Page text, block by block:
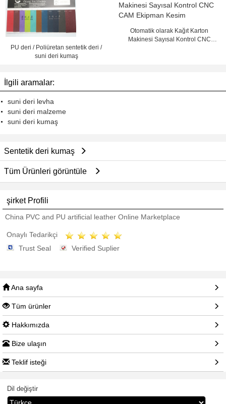
PU deri / Poliüretan sentetik deri /
suni deri kumaş
Otomatik olarak Kağıt Karton
Makinesi Sayısal Kontrol CNC
İlgili aramalar:
suni deri levha
suni deri malzeme
suni deri kumaş
Sentetik deri kumaş
Tüm Ürünleri görüntüle
şirket Profili
China PVC and PU artificial leather Online Marketplace
Onaylı Tedarikçi
Trust Seal
Verified Suplier
Ana sayfa
Tüm ürünler
Hakkımızda
Bize ulaşın
Teklif isteği
Dil değiştir